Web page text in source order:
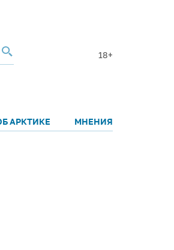
18+
АРКТИКЕ МНЕНИЯ